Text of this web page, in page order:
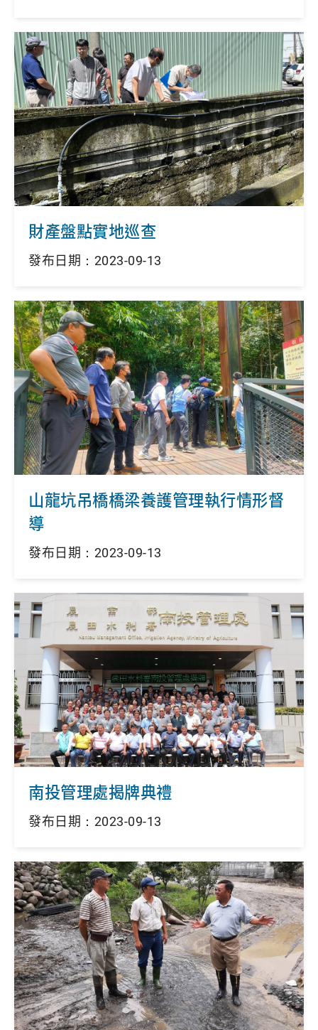
財產盤點實地巡查
發布日期：2023-09-13
山龍坑吊橋橋梁養護管理執行情形督
導
發布日期：2023-09-13
南投管理處揭牌典禮
發布日期：2023-09-13